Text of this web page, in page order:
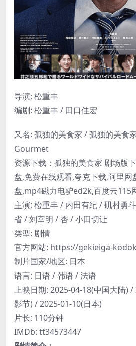
导演: 松重丰
编剧: 松重丰 / 田口佳宏
又名: 孤独的美食家 / 孤独的美食
Gourmet
资源下载：孤独的美食家 剧场版
盘,免费在线观看,夸克下载,阿里网
盘,mp4磁力电驴ed2k,百度云115
主演: 松重丰 / 内田有纪 / 矶村勇
省 / 刘宰明 / 杏 / 小田切让
类型: 剧情
官方网站: https://gekieiga-
制片国家/地区: 日本
语言: 日语 / 韩语 / 法语
上映日期: 2025-04-18(中国大陆)
影节) / 2025-01-10(日本)
片长: 110分钟
IMDb: tt34573447